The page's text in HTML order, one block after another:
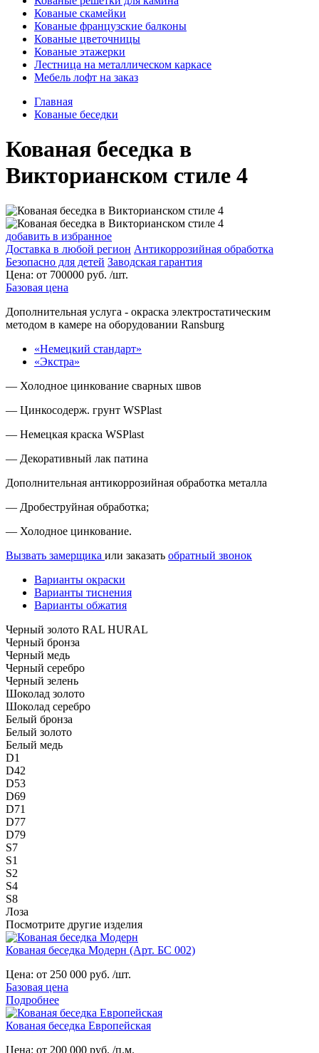
Кованые скамейки
Кованые французские балконы
Кованые цветочницы
Кованые этажерки
Лестница на металлическом каркасе
Мебель лофт на заказ
Главная
Кованые беседки
Кованая беседка в
Викторианском стиле 4
добавить в избранное
Доставка в любой регион Антикоррозийная обработка
Безопасно для детей Заводская гарантия
Цена: от 700000 руб. /шт.
Базовая цена
Дополнительная услуга - окраска электростатическим
методом в камере на оборудовании Ransburg
«Немецкий стандарт»
«Экстра»
— Холодное цинкование сварных швов
— Цинкосодерж. грунт WSPlast
— Немецкая краска WSPlast
— Декоративный лак патина
Дополнительная антикоррозийная обработка металла
— Дробеструйная обработка;
— Холодное цинкование.
Вызвать замерщика или заказать обратный звонок
Варианты окраски
Варианты тиснения
Варианты обжатия
Черный золото RAL HURAL
Черный бронза
Черный медь
Черный серебро
Черный зелень
Шоколад золото
Шоколад серебро
Белый бронза
Белый золото
Белый медь
D1
D42
D53
D69
D71
D77
D79
S7
S1
S2
S4
S8
Лоза
Посмотрите другие изделия
Кованая беседка Модерн (Арт. БС 002)
Цена: от 250 000 руб. /шт.
Базовая цена
Подробнее
Кованая беседка Европейская
Цена: от 200 000 руб. /п.м.